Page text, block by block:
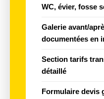
WC, évier, fosse
Galerie avant/
documentées en
Section tarifs
détaillé
Formulaire devis